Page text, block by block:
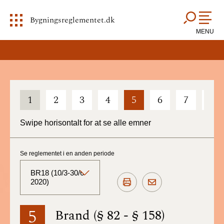
Bygningsreglementet.dk
MENU
1 2 3 4 5 6 7
Swipe horisontalt for at se alle emner
5 Brand (§ 82 - § 158)
Se reglementet i en anden periode
BR18 (10/3-30/6
2020)
BR18 (Aktuelt)